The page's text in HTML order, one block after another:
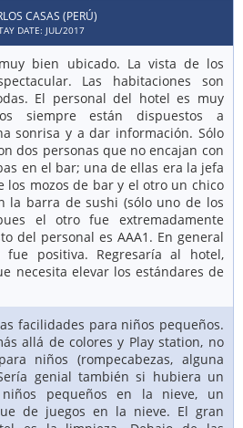
CASAS (PERÚ)
DATE: JUL/2017
bien ubicado. La vista de los
Las habitaciones son
El personal del hotel es muy
siempre están dispuestos a
sonrisa y a dar información. Sólo
dos personas que no encajan con
en el bar; una de ellas era la jefa
los mozos de bar y el otro un chico
la barra de sushi (sólo uno de los
el otro fue extremadamente
del personal es AAA1. En general
fue positiva. Regresaría al hotel,
necesita elevar los estándares de
facilidades para niños pequeños.
allá de colores y Play station, no
niños (rompecabezas, alguna
genial también si hubiera un
pequeños en la nieve, un
de juegos en la nieve. El gran